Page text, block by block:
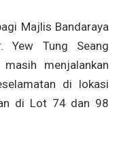
Majlis Bandaraya
Yew Tung Seang
menjalankan
di lokasi
di Lot 74 dan 98